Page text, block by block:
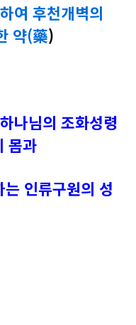
여 후천개벽의
약(藥)
나님의 조화성령
몸과
인류구원의 성